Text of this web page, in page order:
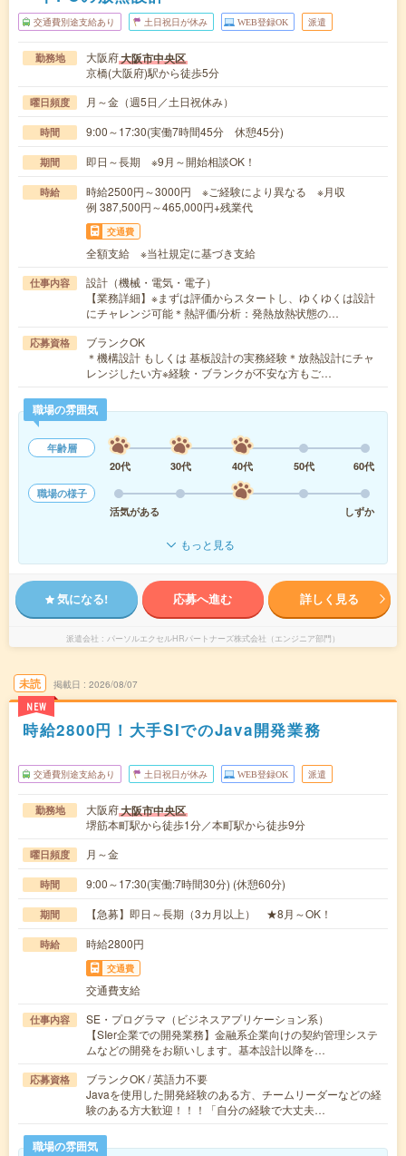
交通費別途支給あり 土日祝日が休み WEB登録OK 派遣
勤務地 大阪府大阪市中央区
京橋(大阪府)駅から徒歩5分
曜日頻度 月～金（週5日／土日祝休み）
時間 9:00～17:30(実働7時間45分 休憩45分)
期間 即日～長期 ※9月～開始相談OK！
時給
時給2500円～3000円 ※ご経験により異なる ※月収
例 387,500円～465,000円+残業代
交通費
全額支給 ※当社規定に基づき支給
仕事内容
設計（機械・電気・電子）
【業務詳細】※まずは評価からスタートし、ゆくゆくは設計
にチャレンジ可能＊熱評価/分析：発熱放熱状態の…
応募資格
ブランクOK
＊機構設計 もしくは 基板設計の実務経験＊放熱設計にチャ
レンジしたい方※経験・ブランクが不安な方もご…
職場の雰囲気
年齢層
20代
30代 40代 50代
60代
職場の様子
活気がある
しずか
もっと見る
気になる! 応募へ進む 詳しく見る
派遣会社 パーソルエクセルHRパートナーズ株式会社（エンジニア部門）
未読
NEW
掲載日 2026/08/07
時給2800円！大手SIでのJava開発業務
交通費別途支給あり 土日祝日が休み WEB登録OK 派遣
勤務地 大阪府大阪市中央区
堺筋本町駅から徒歩1分／本町駅から徒歩9分
曜日頻度 月～金
時間 9:00～17:30(実働:7時間30分) (休憩60分)
期間 【急募】即日～長期（3カ月以上） ★8月～OK！
時給 時給2800円
交通費
交通費支給
仕事内容
SE・プログラマ（ビジネスアプリケーション系）
【SIer企業での開発業務】金融系企業向けの契約管理システ
ムなどの開発をお願いします。基本設計以降を…
応募資格
ブランクOK / 英語力不要
Javaを使用した開発経験のある方、チームリーダーなどの経
験のある方大歓迎！！！「自分の経験で大丈夫…
職場の雰囲気